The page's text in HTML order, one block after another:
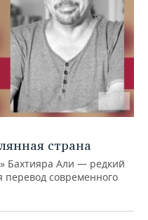
страна
Бахтияра Али — редкий
перевод современного